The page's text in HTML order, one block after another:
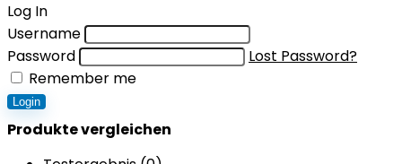
Log In
Username
Password
Lost Password?
Remember me
Login
Produkte vergleichen